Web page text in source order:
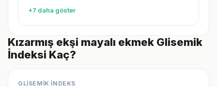
+7 daha göster
Kızarmış ekşi mayalı ekmek Glisemik
İndeksi Kaç?
GLİSEMİK İNDEKS